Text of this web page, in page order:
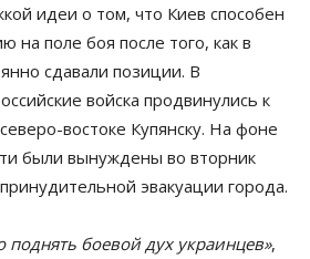
идеи о том, что Киев способен
на поле боя после того, как в
сдавали позиции. В
войска продвинулись к
востоке Купянску. На фоне
были вынуждены во вторник
эвакуации города.
поднять боевой дух украинцев»,